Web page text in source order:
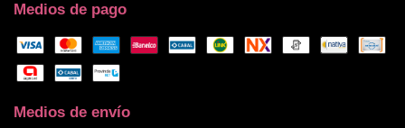
Medios de pago
Medios de envío